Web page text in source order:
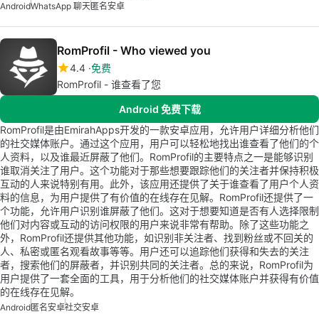
AndroidWhatsApp 聊天匿名安卓
RomProfil - Who viewed you
4.4 免费
RomProfil - 谁查看了您
Android 免费下载
RomProfil是由EmirahApps开发的一款安卓应用，允许用户详细分析他们
的社交媒体账户。通过这个应用，用户可以轻松地找出谁查看了他们的个
人资料，以及谁最近屏蔽了他们。RomProfil的主要特点之一是能够识别
谁取消关注了用户。这个功能对于那些想要跟踪他们的关注者并保持积极
互动的人来说特别有用。此外，该应用还提供了关于谁查看了用户个人资
料的信息，为用户提供了有价值的在线存在见解。RomProfil还提供了一
个功能，允许用户识别谁屏蔽了他们。这对于想要知道是否有人选择限制
他们对内容或互动的访问权限的用户来说非常有帮助。除了这些功能之
外，RomProfil还提供其他功能，如识别非关注者、找到粉丝或不回关的
人、私密或匿名观看故事等等。用户还可以追踪他们获得和失去的关注
者，搜索他们的屏蔽者，并识别共同的关注者。总的来说，RomProfil为
用户提供了一套全面的工具，用于分析他们的社交媒体账户并获得有价值
的在线存在见解。
Android匿名安卓社交安卓